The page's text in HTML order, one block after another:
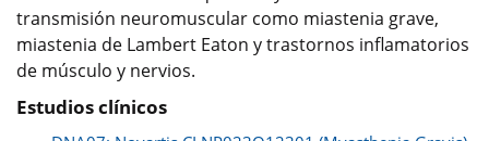
transmisión neuromuscular como miastenia grave,
miastenia de Lambert Eaton y trastornos inflamatorios
de músculo y nervios.
Estudios clínicos